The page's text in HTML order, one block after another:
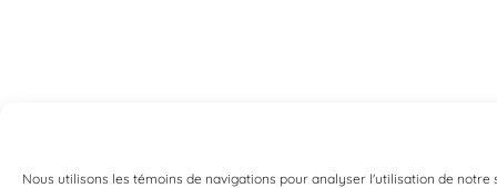
Nous utilisons les témoins de navigations pour analyser l'utilisation de